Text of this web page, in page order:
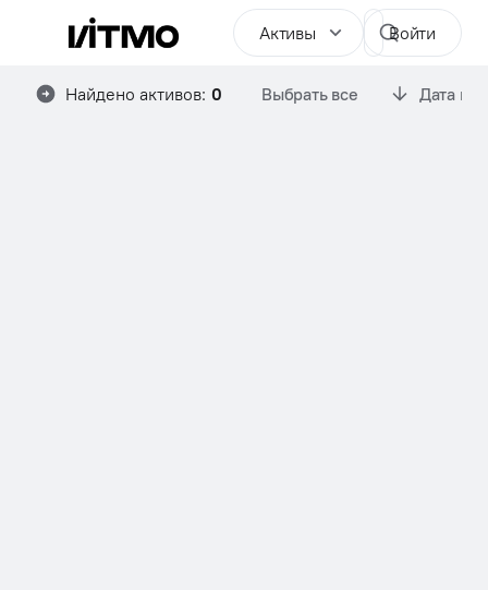
Активы Войти
Найдено активов: 0 Выбрать все Дата